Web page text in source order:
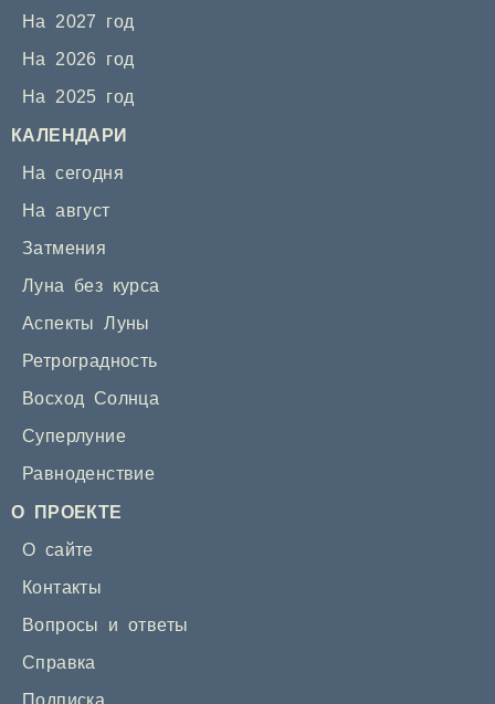
На 2027 год
На 2026 год
На 2025 год
КАЛЕНДАРИ
На сегодня
На август
Затмения
Луна без курса
Аспекты Луны
Ретроградность
Восход Солнца
Суперлуние
Равноденствие
О ПРОЕКТЕ
О сайте
Контакты
Вопросы и ответы
Справка